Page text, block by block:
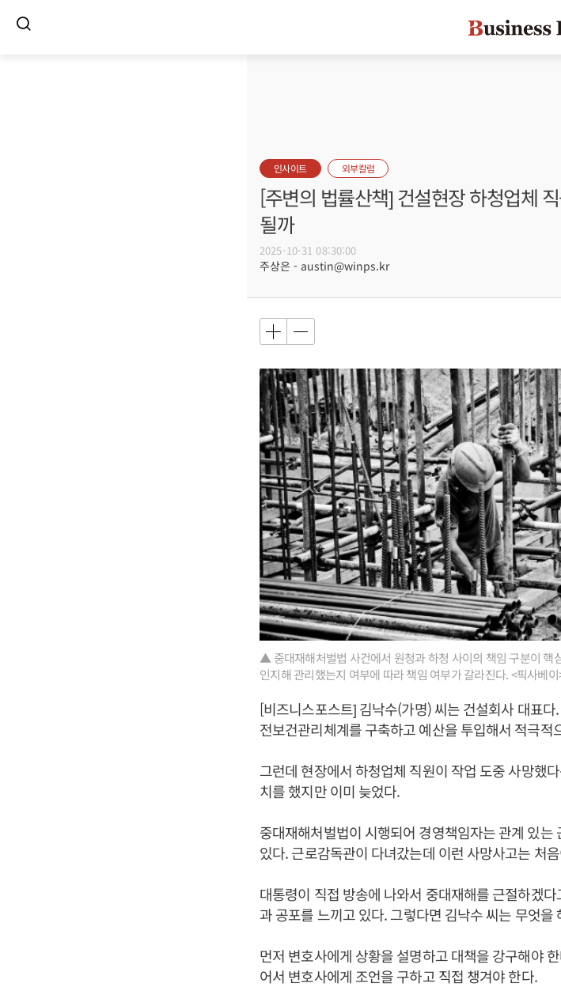
인사이트 외부칼럼
[주변의 법률산책] 건설현장 하청업체
될까
2025-10-31 08:30:00
주상은 - austin@winps.kr
▲ 중대재해처벌법 사건에서 원청과 하청 사이의 책임 구분이 핵
인지해 관리했는지 여부에 따라 책임 여부가 갈라진다. <픽사베이
[비즈니스포스트] 김낙수(가명) 씨는 건설회사 대표
전보건관리체계를 구축하고 예산을 투입해서 적극적
그런데 현장에서 하청업체 직원이 작업 도중 사망했
치를 했지만 이미 늦었다.
중대재해처벌법이 시행되어 경영책임자는 관계 있
있다. 근로감독관이 다녀갔는데 이런 사망사고는 처
대통령이 직접 방송에 나와서 중대재해를 근절하겠
과 공포를 느끼고 있다. 그렇다면 김낙수 씨는 무엇을
먼저 변호사에게 상황을 설명하고 대책을 강구해야
어서 변호사에게 조언을 구하고 직접 챙겨야 한다.